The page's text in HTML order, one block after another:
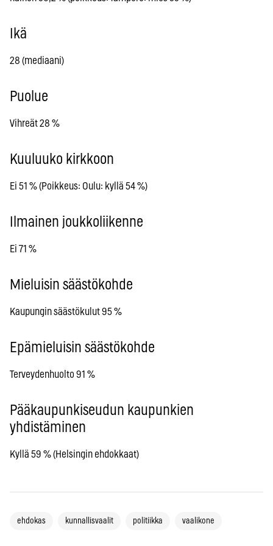
Ikä
28 (mediaani)
Puolue
Vihreät 28 %
Kuuluuko kirkkoon
Ei 51 % (Poikkeus: Oulu: kyllä 54 %)
Ilmainen joukkoliikenne
Ei 71 %
Mieluisin säästökohde
Kaupungin säästökulut 95 %
Epämieluisin säästökohde
Terveydenhuolto 91 %
Pääkaupunkiseudun kaupunkien
yhdistäminen
Kyllä 59 % (Helsingin ehdokkaat)
ehdokas kunnallisvaalit politiikka vaalikone